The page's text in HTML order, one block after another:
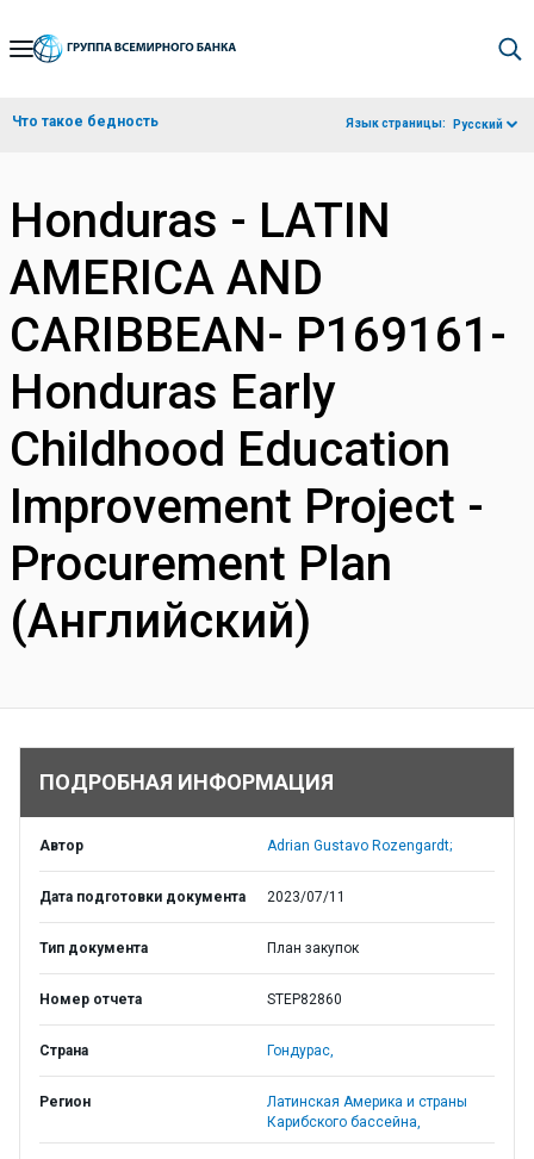
Skip
Navigation
Что такое бедность Язык страницы: Русский
Honduras - LATIN
AMERICA AND
CARIBBEAN- P169161-
Honduras Early
Childhood Education
Improvement Project -
Procurement Plan
(Английский)
ПОДРОБНАЯ ИНФОРМАЦИЯ
Автор Adrian Gustavo Rozengardt;
Дата подготовки документа 2023/07/11
Тип документа План закупок
Номер отчета STEP82860
Страна Гондурас,
Регион
Латинская Америка и страны
Карибского бассейна,